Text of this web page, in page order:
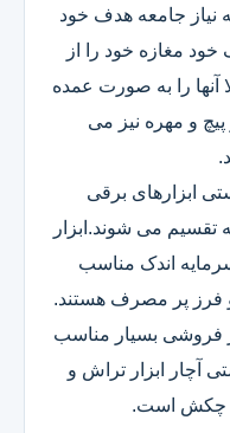
نیاز جامعه هدف خود
مغازه خود را از
آنها را به صورت عمده
و مهره نیز می
ابزارهای برقی
تقسیم می شوند.ابزار
اندک مناسب
و فرز پر مصرف هستند.
فروشی بسیار مناسب
آچار ابزار تراش و
چکش است.